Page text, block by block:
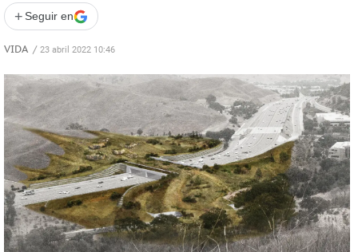
+ Seguir en
VIDA / 23 abril 2022 10:46